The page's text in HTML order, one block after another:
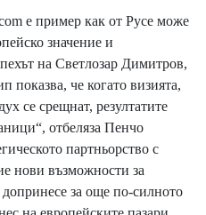
е пример как от Русе може
значение и
на Светлозар Димитров,
показва, че когато визията,
се срещнат, резултатите
отбеляза Пенчо
партньорство с
нови възможности за
за още по-силното